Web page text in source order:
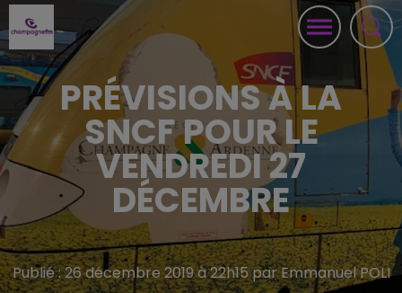
PRÉVISIONS À LA
SNCF POUR LE
VENDREDI 27
DÉCEMBRE
Publié : 26 décembre 2019 à 22h15 par Emmanuel POLI